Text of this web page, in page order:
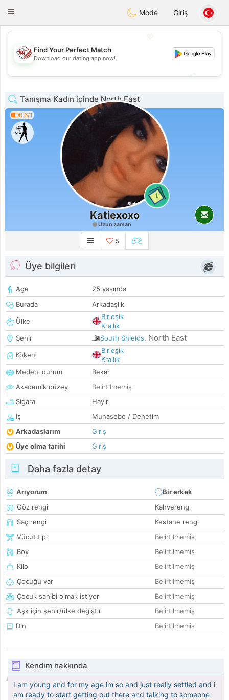
Dating
Toggle
Mode Giriş
💖
💕
Find Your Perfect Match
Download our dating app now!
Tanışma Kadın içinde North East
0.6/1
1
Katiexoxo
Uzun zaman
5
Üye bilgileri
Age
25 yaşında
Burada
Arkadaşlık
Ülke
Birleşik
Krallık
Şehir
South Shields, North East
Kökeni
Birleşik
Krallık
Medeni durum
Bekar
Akademik düzey
Belirtilmemiş
Sigara
Hayır
İş
Muhasebe / Denetim
Arkadaşlarım
Giriş
Üye olma tarihi
Giriş
Daha fazla detay
Arıyorum
Bir erkek
Göz rengi
Kahverengi
Saç rengi
Kestane rengi
Vücut tipi
Belirtilmemiş
Boy
Belirtilmemiş
Kilo
Belirtilmemiş
Çocuğu var
Belirtilmemiş
Çocuk sahibi olmak istiyor
Belirtilmemiş
Aşk için şehir/ülke değiştir
Belirtilmemiş
Din
Belirtilmemiş
Kendim hakkında
I am young and for my age im so and just really settled and i
am ready to start getting out there and talking to someone